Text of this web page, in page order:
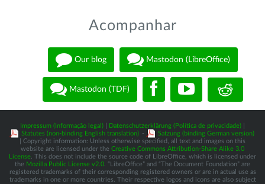
Acompanhar
Our blog Mastodon (LibreOffice)
Mastodon (TDF)
Impressum (Informação legal) Datenschutzerklärung (Política de privacidade)
Statutes (non-binding English translation) -
Satzung (binding German version)
| Copyright information: Unless otherwise specified, all text and images on this
website are licensed under the Creative Commons Attribution-Share Alike 3.0
License . This does not include the source code of LibreOffice, which is licensed under
the Mozilla Public License v2.0 . “LibreOffice” and “The Document Foundation” are
registered trademarks of their corresponding registered owners or are in actual use as
trademarks in one or more countries. Their respective logos and icons are also subject